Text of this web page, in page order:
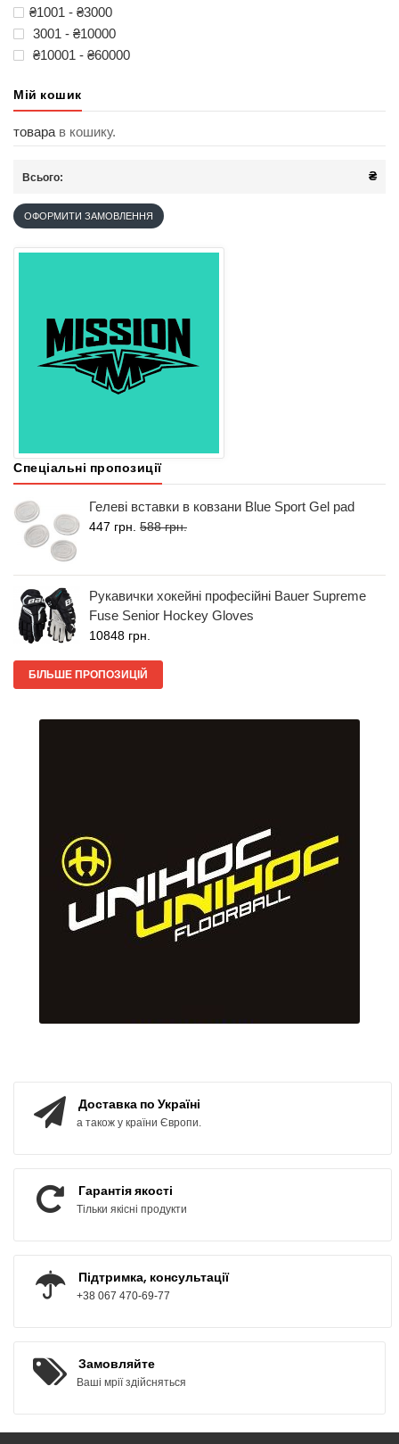
₴1001 - ₴3000
3001 - ₴10000
₴10001 - ₴60000
Мій кошик
товара в кошику.
Всього: ₴
ОФОРМИТИ ЗАМОВЛЕННЯ
Спеціальні пропозиції
Гелеві вставки в ковзани Blue Sport Gel pad
447 грн. 588 грн.
Рукавички хокейні професійні Bauer Supreme
Fuse Senior Hockey Gloves
10848 грн.
БІЛЬШЕ ПРОПОЗИЦІЙ
Доставка по Україні
а також у країни Європи.
Гарантія якості
Тільки якісні продукти
Підтримка, консультації
+38 067 470-69-77
Замовляйте
Ваші мрії здійсняться